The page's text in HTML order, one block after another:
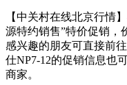
【中关村在线北京行情
源特约销售”特价促销，
感兴趣的朋友可直接前
仕NP7-12的促销信息也
商家。